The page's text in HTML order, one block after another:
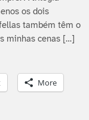
os dois
também têm o
minhas cenas […]
More